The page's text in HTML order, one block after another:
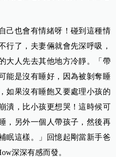
己也會有情緒呀！碰到這種情
行了，夫妻倆就會先深呼吸，
大人先去其他地方冷靜。「帶
能是沒有睡好，因為被剝奪睡
如果沒有睡飽又要處理小孩的
潰，比小孩更想哭！這時候可
，另外一個人帶孩子，然後再
眠這樣。」回憶起剛當新手爸
深深有感而發。